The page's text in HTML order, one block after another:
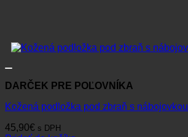
DARČEK PRE POĽOVNÍKA
Kožená podložka pod zbraň s nábojovkou
45,90€ s DPH